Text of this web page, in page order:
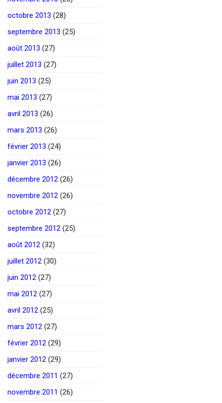
octobre 2013 (28)
septembre 2013 (25)
août 2013 (27)
juillet 2013 (27)
juin 2013 (25)
mai 2013 (27)
avril 2013 (26)
mars 2013 (26)
février 2013 (24)
janvier 2013 (26)
décembre 2012 (26)
novembre 2012 (26)
octobre 2012 (27)
septembre 2012 (25)
août 2012 (32)
juillet 2012 (30)
juin 2012 (27)
mai 2012 (27)
avril 2012 (25)
mars 2012 (27)
février 2012 (29)
janvier 2012 (29)
décembre 2011 (27)
novembre 2011 (26)